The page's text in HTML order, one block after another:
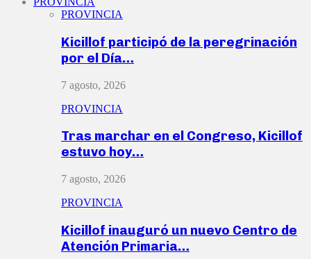
PROVINCIA
Kicillof participó de la peregrinación
por el Día…
7 agosto, 2026
PROVINCIA
Tras marchar en el Congreso, Kicillof
estuvo hoy…
7 agosto, 2026
PROVINCIA
Kicillof inauguró un nuevo Centro de
Atención Primaria…